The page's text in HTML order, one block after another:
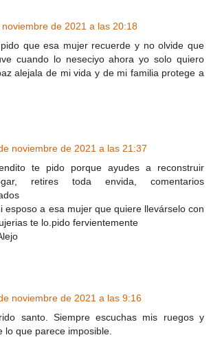
de 2021 a las 20:18
que esa mujer recuerde y no olvide que
cuando lo neseciyo ahora yo solo quiero
alejala de mi vida y de mi familia protege a
noviembre de 2021 a las 21:37
te pido porque ayudes a reconstruir
retires toda envida, comentarios
esposo a esa mujer que quiere llevárselo con
te lo.pido fervientemente
noviembre de 2021 a las 9:16
santo. Siempre escuchas mis ruegos y
lo que parece imposible.